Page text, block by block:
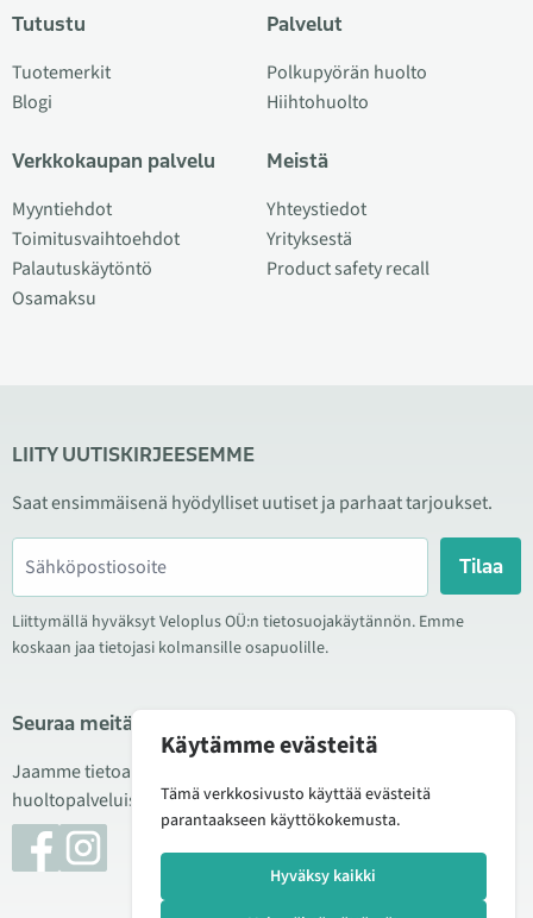
Tutustu
Tuotemerkit
Blogi
Verkkokaupan palvelu
Myyntiehdot
Toimitusvaihtoehdot
Palautuskäytöntö
Osamaksu
Palvelut
Polkupyörän huolto
Hiihtohuolto
Meistä
Yhteystiedot
Yrityksestä
Product safety recall
LIITY UUTISKIRJEESEMME
Saat ensimmäisenä hyödylliset uutiset ja parhaat tarjoukset.
Tilaa
Liittymällä hyväksyt Veloplus OÜ:n tietosuojakäytännön. Emme
koskaan jaa tietojasi kolmansille osapuolille.
Seuraa meitä sosiaalisessa mediassa
Jaamme tietoa hyvistä tarjouksista, uusista tuotteista ja
huoltopalveluista. Joskus julkaisemme myös tuote-esittelyjä.
Käytämme evästeitä
Tämä verkkosivusto käyttää evästeitä
parantaakseen käyttökokemusta.
Hyväksy kaikki